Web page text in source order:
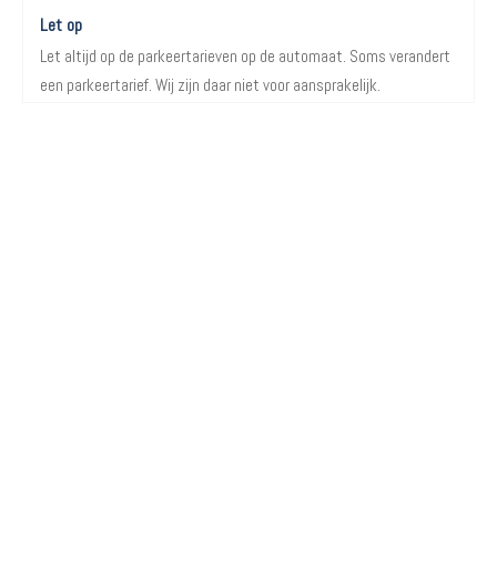
Let op
Let altijd op de parkeertarieven op de automaat. Soms verandert
een parkeertarief. Wij zijn daar niet voor aansprakelijk.